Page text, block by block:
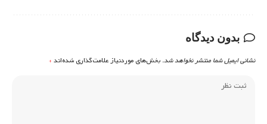
بدون دیدگاه
نشانی ایمیل شما منتشر نخواهد شد. بخش‌های موردنیاز علامت‌گذاری شده‌اند*